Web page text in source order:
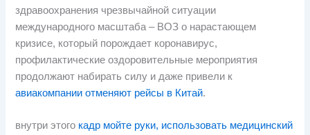
здравоохранения чрезвычайной ситуации
международного масштаба – ВОЗ о нарастающем
кризисе, который порождает коронавирус,
профилактические оздоровительные мероприятия
продолжают набирать силу и даже привели к
авиакомпании отменяют рейсы в Китай.
внутри этого кадр мойте руки, использовать медицинский